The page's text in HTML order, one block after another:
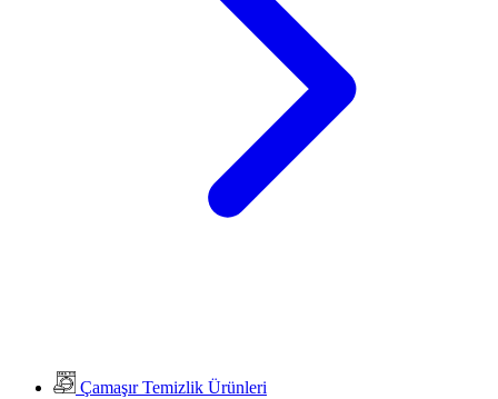
Çamaşır Temizlik Ürünleri